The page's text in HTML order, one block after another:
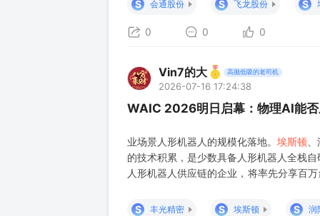
研发和技术创新，不断提升产品竞争力，
S 会通股份 S 飞龙股份 S
0 0 0
Vin7的大 高抛低吸的老司机
2026-07-16 17:24:38
WAIC 2026明日启幕：物理AI能
业场景人形机器人的规模化落地。 埃斯顿
的技术积累，是少数具备人形机器人全栈
人形机器人供应链的企业，将率先分享百
利、浙江荣泰在结构件、电池组件领域已
S 丰光精密 S 埃斯顿 S 润